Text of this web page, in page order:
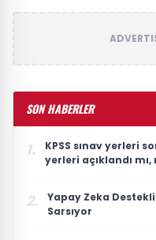
SON HABERLER
1.
KPSS sınav yerleri
yerleri açıklandı
2.
Yapay Zeka
Sarsıyor